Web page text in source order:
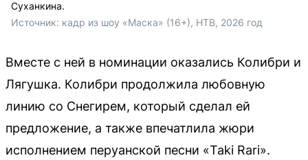
Суханкина.
Источник: кадр из шоу «Маска» (16+), НТВ, 2026 год
Вместе с ней в номинации оказались Колибри и
Лягушка. Колибри продолжила любовную
линию со Снегирем, который сделал ей
предложение, а также впечатлила жюри
исполнением перуанской песни «Taki Rari».